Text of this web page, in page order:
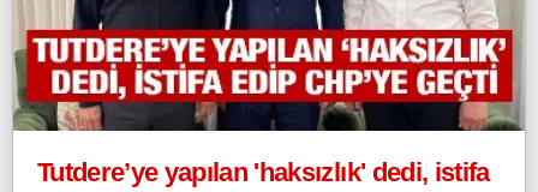
Tutdere’ye yapılan 'haksızlık' dedi, istifa